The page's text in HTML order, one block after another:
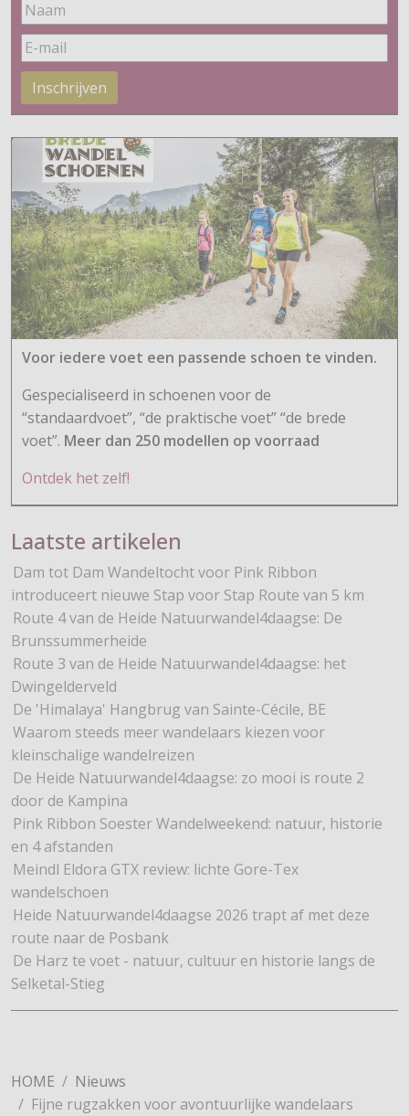
Inschrijven
Voor iedere voet een passende schoen te vinden.
Gespecialiseerd in schoenen voor de
“standaardvoet”, “de praktische voet” “de brede
voet”. Meer dan 250 modellen op voorraad
Ontdek het zelf!
Laatste artikelen
Dam tot Dam Wandeltocht voor Pink Ribbon
introduceert nieuwe Stap voor Stap Route van 5 km
Route 4 van de Heide Natuurwandel4daagse: De
Brunssummerheide
Route 3 van de Heide Natuurwandel4daagse: het
Dwingelderveld
De 'Himalaya' Hangbrug van Sainte-Cécile, BE
Waarom steeds meer wandelaars kiezen voor
kleinschalige wandelreizen
De Heide Natuurwandel4daagse: zo mooi is route 2
door de Kampina
Pink Ribbon Soester Wandelweekend: natuur, historie
en 4 afstanden
Meindl Eldora GTX review: lichte Gore-Tex
wandelschoen
Heide Natuurwandel4daagse 2026 trapt af met deze
route naar de Posbank
De Harz te voet - natuur, cultuur en historie langs de
Selketal-Stieg
HOME
Nieuws
Fijne rugzakken voor avontuurlijke wandelaars